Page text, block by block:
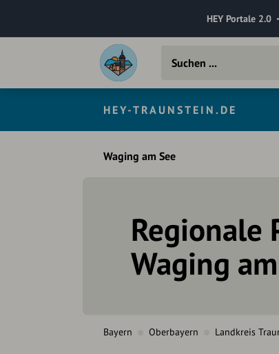
HEY Portale 2.0
HEY-TRAUNSTEIN.DE
Waging am See
Regionale
Waging
Bayern Oberbayern Landkreis